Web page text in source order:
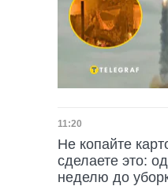
Дата публикации
11:20
Не копайте
сделаете это:
неделю до